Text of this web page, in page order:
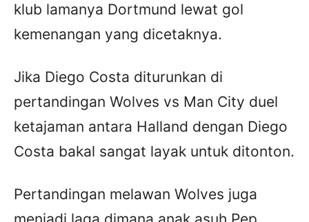
klub lamanya Dortmund lewat gol
kemenangan yang dicetaknya.
Jika Diego Costa diturunkan di
pertandingan Wolves vs Man City duel
ketajaman antara Halland dengan Diego
Costa bakal sangat layak untuk ditonton.
Pertandingan melawan Wolves juga